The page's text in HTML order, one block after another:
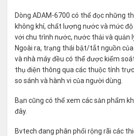
Dòng ADAM-6700 có thể đọc những
không khí, chất lượng nước và mức
với chu trình nước, nước thải và quản
Ngoài ra, trạng thái bật/tắt nguồn
và nhà máy đều có thể được kiểm
thụ điện thông qua các thuộc tính
so sánh và hành vi của người dùng.
Bạn cũng có thể xem các sản phẩm
đây.
Bvtech đang phân phối rộng rãi các